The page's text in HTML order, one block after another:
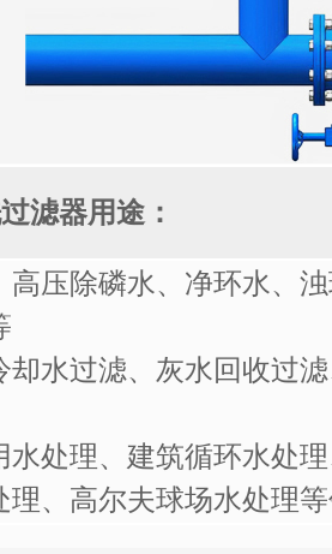
滤器用途：
高压除磷水、净环水、
却水过滤、灰水回收过
水处理、建筑循环水处
理、高尔夫球场水处理